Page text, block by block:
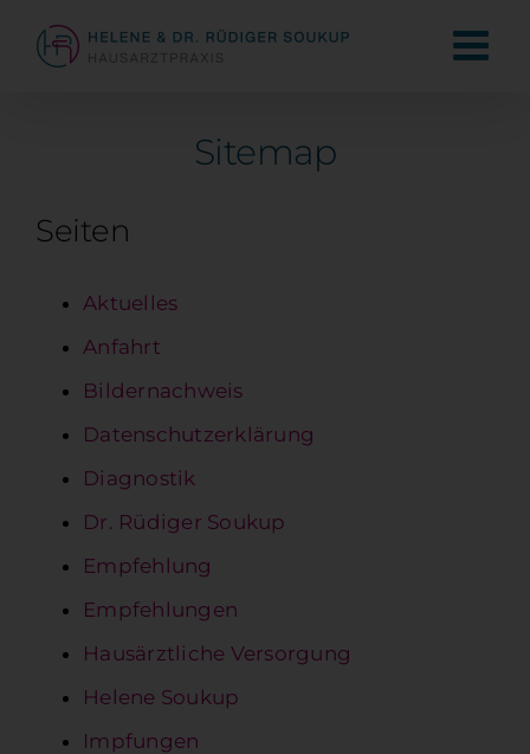
Inhalt
Sitemap
Seiten
Aktuelles
Anfahrt
Bildernachweis
Datenschutzerklärung
Diagnostik
Dr. Rüdiger Soukup
Empfehlung
Empfehlungen
Hausärztliche Versorgung
Helene Soukup
Impfungen